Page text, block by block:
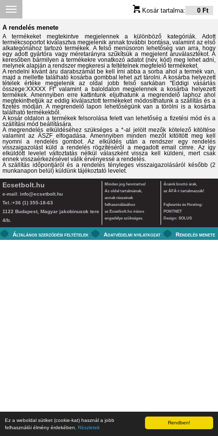
Rendben!
Ez a weboldal sütiket (cookie-kat) használ a jobb
felhasználói élmény érdekében. Részletek
Kosár tartalma: 0 Ft
A rendelés menete
A termékeket megtekintve megjelennek a különböző kategóriák. Adott
termékcsoportot kiválasztva megjelenik annak további bontása, valamint az első
alkategóriához tartozó termékek. A felső menüsoron lehetőség van arra, hogy
egy adott gyártóra vagy méretarányra szűkítsük a megjelent áruválasztékot. A
keresőben bármilyen a termékekre vonatkozó adatot (név, kód) meg lehet adni,
melynek alapján a rendszer megkeresi a feltételnek megfelelő termékeket.
A rendelni kívánt áru darabszámát be kell írni abba a sorba ahol a termék van,
majd a mellette található kosárba gombbal lehet azt tárolni. A kosárba helyezett
tételek értéke megjelenik az oldal jobb felső sarkában "Eddigi vásárlás
összege:XXXXX Ft" valamint a baloldalon megjelennek a kosárba helyezett
termékek. Amennyiben erre kattintunk eljuthatunk a megrendelő laphoz ahol
megtekinthetjük az eddig kiválasztott termékeket módosíthatunk a szállítás és a
fizetés módján. A megrendelő lapon lehetőségünk van a törölni is a kosárba
található termékekből.
A kosár oldalon a termékek felsorolása felett van lehetőség a fizetési mód és a
szállítási mód beállítására.
A megrendelés elküldéséhez szükséges a *-al jelölt mezők kötelező kitöltése
valamint az ÁSZF elfogadása. Amennyiben minden mezőt kitöltött meg kell
nyomni a rendelés gombot. Az elküldés után a rendszer egy rendelés
visszaigazolást küld a rendelés rögzítéséről a megadott email címre. Az így
elküldött levelet változtatás nélkül válaszként vissza kell küldeni, mert csak
ennek visszaérkezésével válik érvényessé a rendelés.
A szállítás időpontjáról és a rendelés tényleges visszaigazolásáról később (2
munkanapon belül) küldünk tájékoztató levelet.
Ecsetbolt.hu
e-mail: info@ecsetbolt.hu
Tel.:+36 (1) 355-18-63
1122 Budapest, Magyar jakobinusok tere
4/b.
Minden jog fenntartva!
Az oldal tartalmának,
annak részeinek
felhasználásához
az Ecsetbolt.hu írásos
engedélye szükséges.
Áraink bruttó árak,
az ÁFÁ-t tartalmazzák!
Fejlesztés és Hosting:
PONTNET
Design: SOLUS
Általános szerződési feltételek Adatvédelmi nyilatkozat Rendelés menete